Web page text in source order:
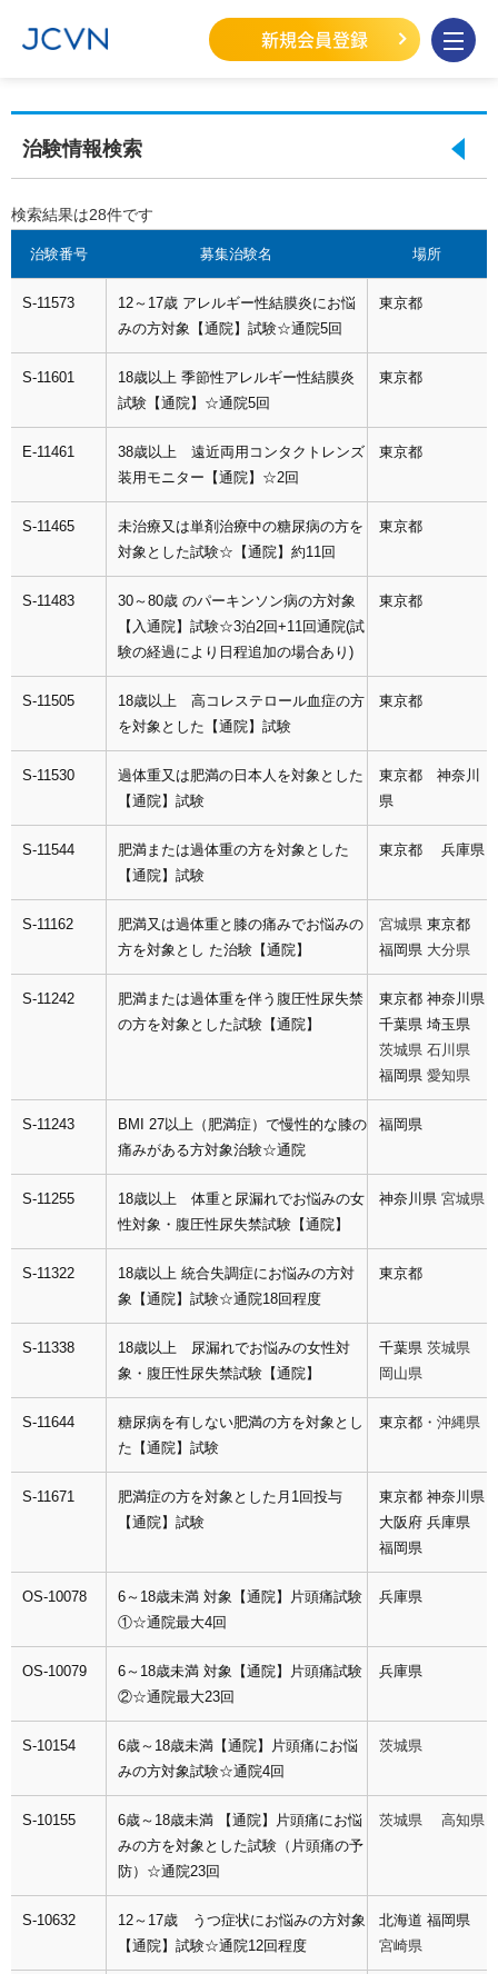
新規会員登録
治験情報検索
検索結果は28件です
治験番号 募集治験名 場所
S-11573
12～17歳 アレルギー性結膜炎にお悩
みの方対象【通院】試験☆通院5回
東京都
S-11601
18歳以上 季節性アレルギー性結膜炎
試験【通院】☆通院5回
東京都
E-11461
38歳以上 遠近両用コンタクトレンズ
装用モニター【通院】☆2回
東京都
S-11465
未治療又は単剤治療中の糖尿病の方を
対象とした試験☆【通院】約11回
東京都
S-11483
30～80歳 のパーキンソン病の方対象
【入通院】試験☆3泊2回+11回通院(試
験の経過により日程追加の場合あり)
東京都
S-11505
18歳以上 高コレステロール血症の方
を対象とした【通院】試験
東京都
S-11530
過体重又は肥満の日本人を対象とした
【通院】試験
東京都
神奈川
県
S-11544
肥満または過体重の方を対象とした
【通院】試験
東京都 兵庫県
S-11162
肥満又は過体重と膝の痛みでお悩みの
方を対象とし た治験【通院】
宮城県 東京都
福岡県 大分県
S-11242
肥満または過体重を伴う腹圧性尿失禁
の方を対象とした試験【通院】
東京都 神奈川県
千葉県 埼玉県
茨城県 石川県
福岡県 愛知県
S-11243
BMI 27以上（肥満症）で慢性的な膝の
痛みがある方対象治験☆通院
福岡県
S-11255
18歳以上 体重と尿漏れでお悩みの女
性対象・腹圧性尿失禁試験【通院】
神奈川県 宮城県
S-11322
18歳以上 統合失調症にお悩みの方対
象【通院】試験☆通院18回程度
東京都
S-11338
18歳以上 尿漏れでお悩みの女性対
象・腹圧性尿失禁試験【通院】
千葉県 茨城県
岡山県
S-11644
糖尿病を有しない肥満の方を対象とし
た【通院】試験
東京都 ・沖縄県
S-11671
肥満症の方を対象とした月1回投与
【通院】試験
東京都 神奈川県
大阪府 兵庫県
福岡県
OS-10078
6～18歳未満 対象【通院】片頭痛試験
①☆通院最大4回
兵庫県
OS-10079
6～18歳未満 対象【通院】片頭痛試験
②☆通院最大23回
兵庫県
S-10154
6歳～18歳未満【通院】片頭痛にお悩
みの方対象試験☆通院4回
茨城県
S-10155
6歳～18歳未満 【通院】片頭痛にお悩
みの方を対象とした試験（片頭痛の予
防）☆通院23回
茨城県 高知県
S-10632
12～17歳 うつ症状にお悩みの方対象
【通院】試験☆通院12回程度
北海道 福岡県
宮崎県